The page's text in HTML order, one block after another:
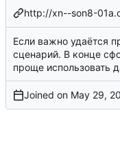
http://xn--son8-
Если важно удаётся
сценарий. В конце
проще использовать
Joined on